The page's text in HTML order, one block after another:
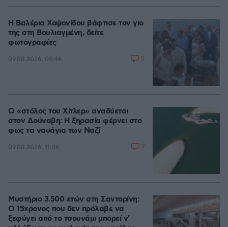
Η Βαλέρια Χοψονίδου βάφτισε τον γιο
της στη Βουλιαγμένη, δείτε
φωτογραφίες
09.08.2026, 09:44 5
Ο «στόλος του Χίτλερ» αναδύεται
στον Δούναβη: Η ξηρασία φέρνει στο
φως τα ναυάγια των Ναζί
09.08.2026, 11:06 7
Μυστήριο 3.500 ετών στη Σαντορίνη:
Ο 15χρονος που δεν πρόλαβε να
ξεφύγει από το τσουνάμι μπορεί ν'